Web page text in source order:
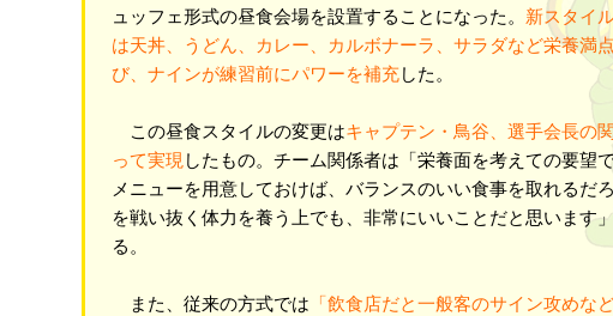
ュッフェ形式の昼食会場を設置することになった。 新スタイ
は天丼、うどん、カレー、カルボナーラ、サラダなど栄養満
び、ナインが練習前にパワーを補充した。
この昼食スタイルの変更はキャプテン・鳥谷、選手会長の
って実現 したもの。チーム関係者は「栄養面を考えての要望
メニューを用意しておけば、バランスのいい食事を取れるだ
を戦い抜く体力を養う上でも、非常にいいことだと思います
る。
また、従来の方式では 「飲食店だと一般客のサイン攻めな